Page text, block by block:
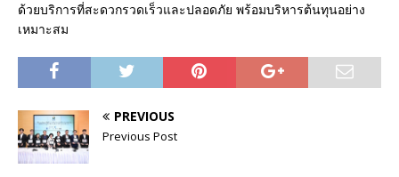
ด้วยบริการที่สะดวกรวดเร็วและปลอดภัย พร้อมบริหารต้นทุนอย่าง
เหมาะสม
PREVIOUS
Previous Post